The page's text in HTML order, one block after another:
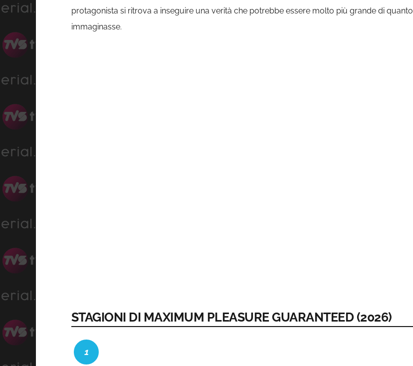
protagonista si ritrova a inseguire una verità che potrebbe essere molto più grande di quanto
immaginasse.
STAGIONI DI MAXIMUM PLEASURE GUARANTEED (2026)
1